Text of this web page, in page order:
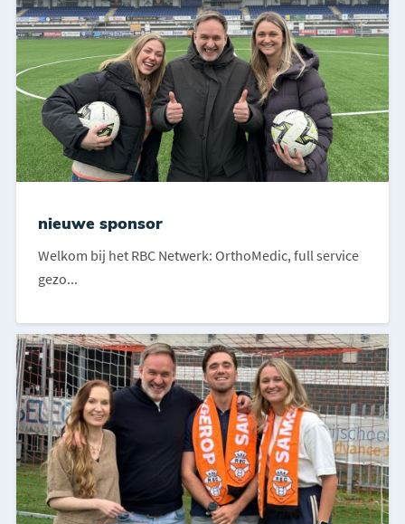
nieuwe sponsor
Welkom bij het RBC Netwerk: OrthoMedic, full service
gezo...